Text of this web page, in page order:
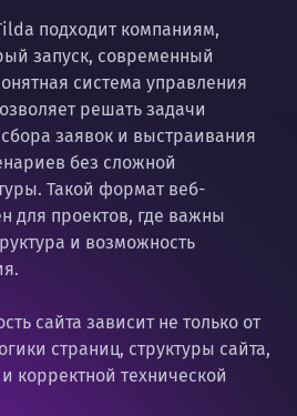
подходит компаниям,
запуск, современный
система управления
решать задачи
сбора заявок и выстраивания
без сложной
Такой формат веб-
для проектов, где важны
и возможность
сайта зависит не только от
страниц, структуры сайта,
корректной технической